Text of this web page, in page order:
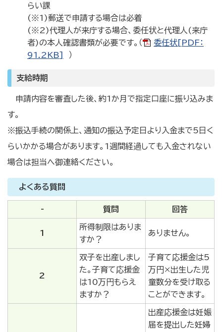
らい課
(※1)郵送で申請する場合は必着
(※2)代理人が来庁する場合、委任状と代理人(来庁
者)の本人確認書類が必要です。（
委任状[PDF：
91.2KB]
）
支給時期
申請内容を審査した後、約1か月で指定口座に振り込みま
す。
※振込手続の関係上、通知の振込予定日より入金まで5日く
らいかかる場合があります。1週間経過しても入金されない
場合は担当へ御連絡ください。
よくある質問
- 質問 回答
1
所得制限はありま
すか？
ありません。
2
双子を出産しまし
た。子育て応援金
は10万円もらえ
ますか？
子育て応援金は5
万円×出生した児
童数分を受け取る
ことができます。
出産応援金は妊娠
届を提出した妊婦